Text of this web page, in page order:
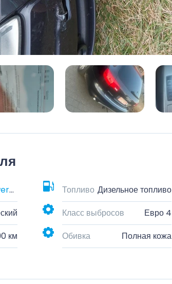
Antwerpen, België Топливо Дизельное топливо
Класс выбросов Евро 4
км Обивка Полная кожа